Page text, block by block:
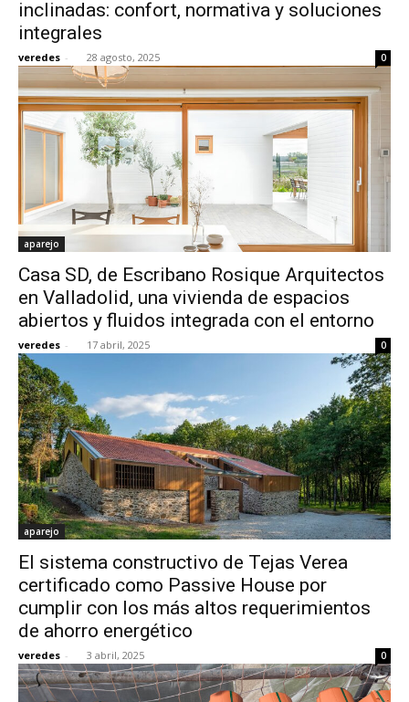
inclinadas: confort, normativa y soluciones
integrales
veredes - 28 agosto, 2025 0
aparejo
Casa SD, de Escribano Rosique Arquitectos
en Valladolid, una vivienda de espacios
abiertos y fluidos integrada con el entorno
veredes - 17 abril, 2025 0
aparejo
El sistema constructivo de Tejas Verea
certificado como Passive House por
cumplir con los más altos requerimientos
de ahorro energético
veredes - 3 abril, 2025 0